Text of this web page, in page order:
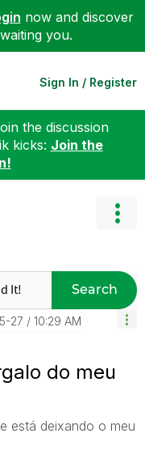
now and discover
you.
Sign In / Register
the discussion
kicks: Join the
Search
27 10:29 AM
do meu
está deixando o meu